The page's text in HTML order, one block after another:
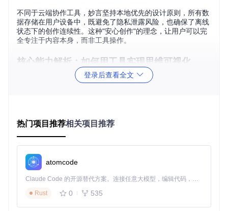
不同于云端协作工具，妙言坚持本地优先的设计原则，所有数
据存储在用户设备中，既避免了隐私泄露风险，也确保了离线
状态下的创作连续性。这种"安心创作"的理念，让用户可以完
全专注于内容本身，而非工具操作。
核心能力解析：如何用工具实现思维可视化
妙言的强大之处在于将复杂功能隐藏在简洁界面之下，通过精
多维度内容表达系统
以将抽象概念转化为直观图表，实现从线性文字到立体思维的
跨越。无论是学术论文中的公式推导，还是项目规划中的流程
设计，都能在统一环境中完成。
智能格式化引擎
登录后查看全文
热门项目推荐相关项目推荐
atomcode
Claude Code 的开源替代方案。连接任意大模型，编辑代码，运行命令，自动验证 — 全自动执行。用 Rust 构建，极致性能。 ｜ An open-source alternative to Claude Code. Connect any LLM, edit code, run commands, and verify changes — autonomously. Built in Rust for speed. Get Started
Rust
0 535